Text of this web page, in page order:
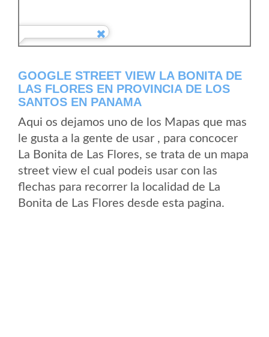
GOOGLE STREET VIEW LA BONITA DE
LAS FLORES EN PROVINCIA DE LOS
SANTOS EN PANAMA
Aqui os dejamos uno de los Mapas que mas
le gusta a la gente de usar , para concocer
La Bonita de Las Flores, se trata de un mapa
street view el cual podeis usar con las
flechas para recorrer la localidad de La
Bonita de Las Flores desde esta pagina.